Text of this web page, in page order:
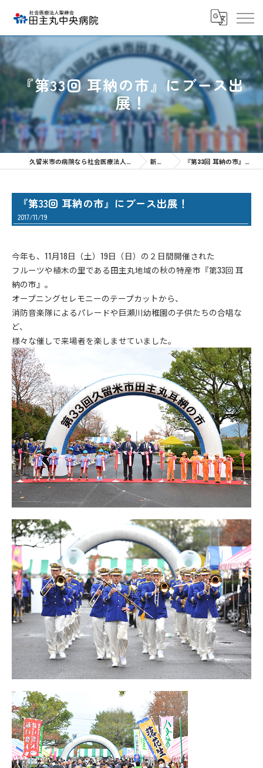
『第33回 耳納の市』にブース出
展！
新着情報 『第33回 耳納の市』にブース出展！
『第33回 耳納の市』にブース出展！
2017/11/19
今年も、11月18日（土）19日（日）の２日間開催された
フルーツや植木の里である田主丸地域の秋の特産市『第33回 耳
納の市』。
オープニングセレモニーのテープカットから、
消防音楽隊によるパレードや巨瀬川幼稚園の子供たちの合唱な
ど、
様々な催しで来場者を楽しませていました。